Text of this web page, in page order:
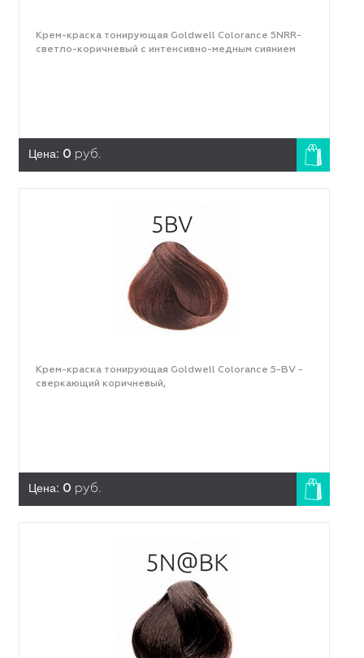
Крем-краска тонирующая Goldwell Colorance 5NRR-
светло-коричневый с интенсивно-медным сиянием
Цена: 0 руб.
Крем-краска тонирующая Goldwell Colorance 5-BV -
сверкающий коричневый,
Цена: 0 руб.